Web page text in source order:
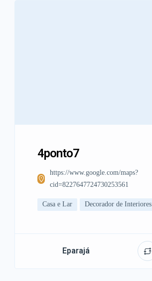
4ponto7
https://www.google.com/maps?
cid=8227647724730253561
Casa e Lar Decorador de Interiores
Eparajá